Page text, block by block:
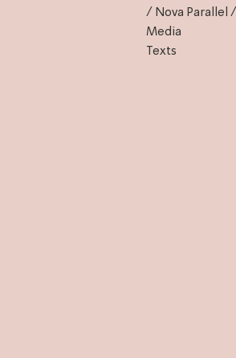
/ Nova Parallel /
Media
Texts